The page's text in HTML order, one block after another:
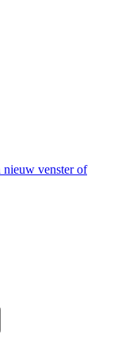
nieuw venster of